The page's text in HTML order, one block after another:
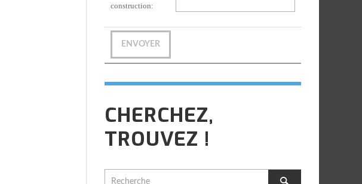
construction:
CHERCHEZ,
TROUVEZ !